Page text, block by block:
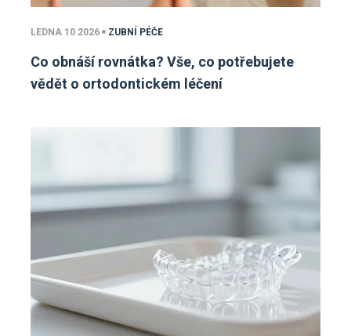
LEDNA 10 2026 ZUBNÍ PÉČE
Co obnáší rovnátka? Vše, co potřebujete
vědět o ortodontickém léčení